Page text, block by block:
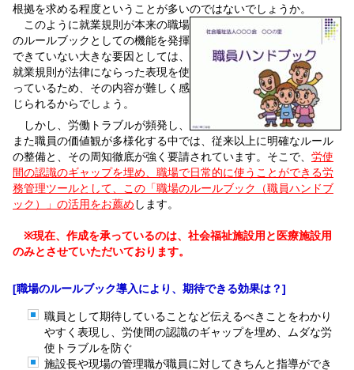
根拠を求める程度ということが多いのではないでしょうか。
このように就業規則が本来の職場
のルールブックとしての機能を発揮
できていない大きな要因としては、
就業規則が法律にならった表現を使
っているため、その内容が難しく感
じられるからでしょう。
しかし、労働トラブルが頻発し、
また職員の価値観が多様化する中では、従来以上に明確なルール
の整備と、その周知徹底が強く要請されています。そこで、 労使
間の認識のギャップを埋め、職場で日常的に使うことができる労
務管理ツールとして、この「職場のルールブック（職員ハンドブ
ック）」の活用をお薦め します。
※現在、作成を承っているのは、社会福祉施設用と医療施設用
のみとさせていただいております。
[職場のルールブック導入により、期待できる効果は？]
職員として期待していることなど伝えるべきことをわかり
やすく表現し、労使間の認識のギャップを埋め、ムダな労
使トラブルを防ぐ
施設長や現場の管理職が職員に対してきちんと指導ができ